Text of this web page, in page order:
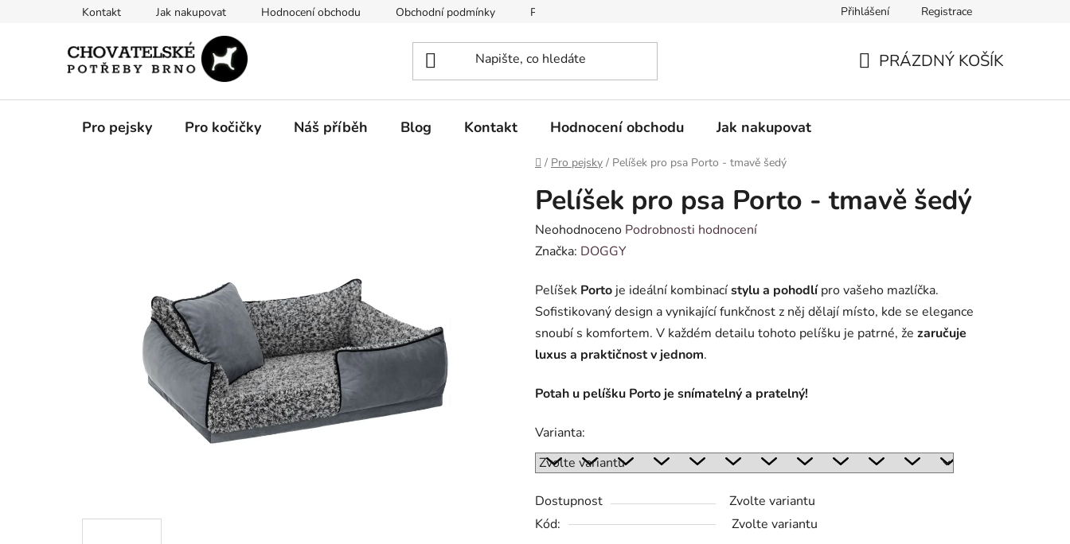
Kontakt Jak nakupovat Hodnocení obchodu Obchodní podmínky Podmínky ochrany osobních údajů Vzorový formulář pro odstoupení od smlouvy
Přihlášení Registrace
PRÁZDNÝ KOŠÍK
Pro pejsky Pro kočičky Náš příběh Blog Kontakt Hodnocení obchodu Jak nakupovat
Domů
/ Pro pejsky / Pelíšek pro psa Porto - tmavě šedý
Pelíšek pro psa Porto - tmavě šedý
Průměrné
hodnocení
je
0,0
z
5
Neohodnoceno Podrobnosti hodnocení
Značka: DOGGY
Pelíšek Porto je ideální kombinacístylu a pohodlípro vašeho mazlíčka.
Sofistikovaný design a vynikající funkčnost z něj dělají místo, kde se elegance
snoubí s komfortem. V každém detailu tohoto pelíšku je patrné, že zaručuje
luxus a praktičnost v jednom.
Potah u pelíšku Porto je snímatelný a pratelný!
Varianta:
Dostupnost
Zvolte variantu
Kód:
Zvolte variantu